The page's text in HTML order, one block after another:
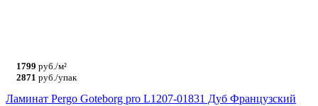
1799 руб./м²
2871 руб./упак
Ламинат Pergo Goteborg pro L1207-01831 Дуб Французский